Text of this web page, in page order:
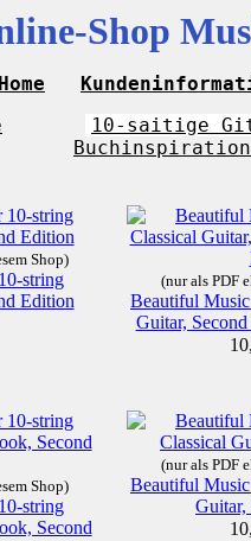
Shop
Home
10-saitige
Shop)
string
Edition
(nur als PDF
Beautiful
Guitar,
Shop)
string
Second
(nur als PDF
Beautiful
Guitar,